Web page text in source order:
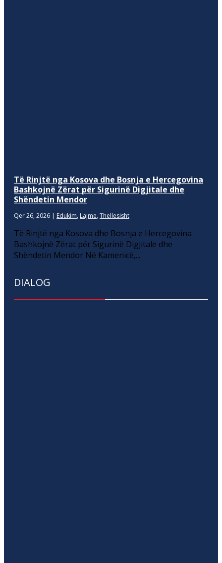
Të Rinjtë nga Kosova dhe Bosnja e Hercegovina
Bashkojnë Zërat për Sigurinë Digjitale dhe
Shëndetin Mendor
Qer 26, 2026 | Edukim, Lajme, Thellesisht
Të Rinjtë nga Kosova dhe Bosnja e Hercegovina
Bashkojnë Zërat për Sigurinë Digjitale dhe
Shëndetin Mendor Në Kamenicë,...
DIALOG